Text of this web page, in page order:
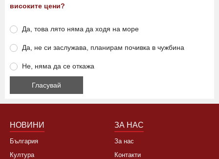
високите цени?
Да, това лято няма да ходя на море
Да, не си заслужава, планирам почивка в чужбина
Не, няма да се откажа
НОВИНИ
България
Култура
ЗА НАС
За нас
Контакти